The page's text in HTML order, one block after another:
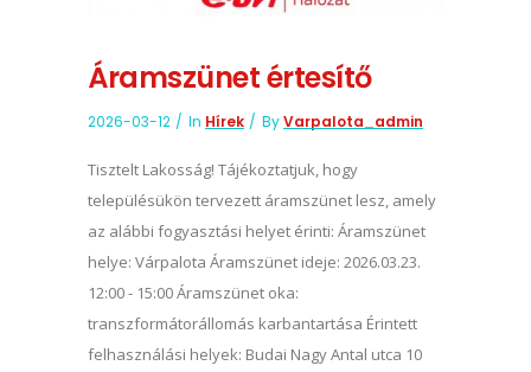
Áramszünet értesítő
2026-03-12 In Hírek ByVarpalota_admin
Tisztelt Lakosság! Tájékoztatjuk, hogy
településükön tervezett áramszünet lesz, amely
az alábbi fogyasztási helyet érinti: Áramszünet
helye: Várpalota Áramszünet ideje: 2026.03.23.
12:00 - 15:00 Áramszünet oka:
transzformátorállomás karbantartása Érintett
felhasználási helyek: Budai Nagy Antal utca 10